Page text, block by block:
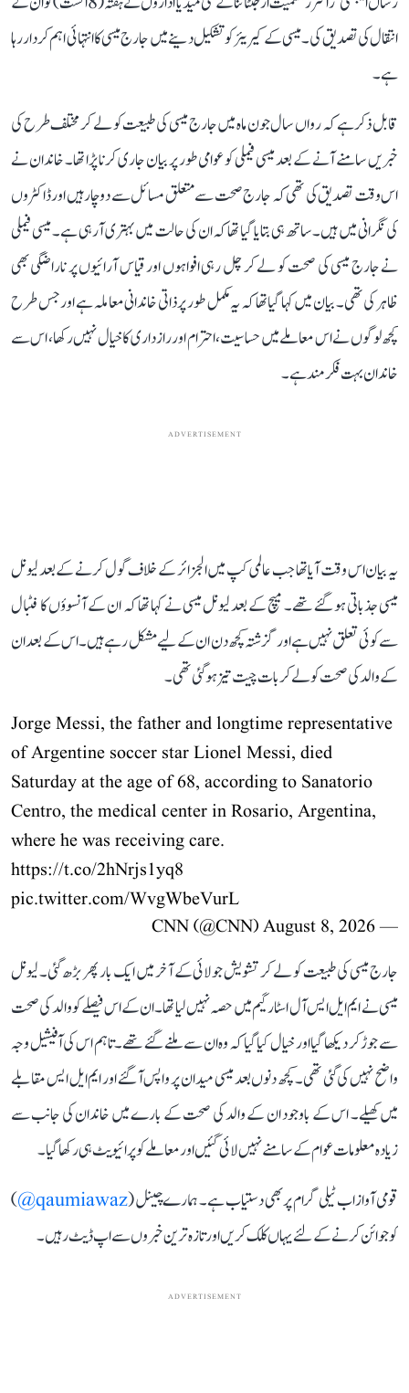
انتقال کی تصدیق کی۔ میسی کے کیریئر کو تشکیل دینے میں جارج میسی کا انتہائی اہم کردار رہا
ہے۔
قابل ذکر ہے کہ رواں سال جون ماہ میں جارج میسی کی طبیعت کو لے کر مختلف طرح کی
خبریں سامنے آنے کے بعد میسی فیملی کو عوامی طور پر بیان جاری کرنا پڑا تھا۔ خاندان نے
اس وقت تصدیق کی تھی کہ جارج صحت سے متعلق مسائل سے دوچار ہیں اور ڈاکٹروں
کی نگرانی میں ہیں۔ ساتھ ہی بتایا گیا تھا کہ ان کی حالت میں بہتری آ رہی ہے۔ میسی فیملی
نے جارج میسی کی صحت کو لے کر چل رہی افواہوں اور قیاس آرائیوں پر ناراضگی بھی
ظاہر کی تھی۔ بیان میں کہا گیا تھا کہ یہ مکمل طور پر ذاتی خاندانی معاملہ ہے اور جس طرح
کچھ لوگوں نے اس معاملے میں حساسیت، احترام اور رازداری کا خیال نہیں رکھا، اس سے
خاندان بہت فکرمند ہے۔
ADVERTISEMENT
یہ بیان اس وقت آیا تھا جب عالمی کپ میں الجزائر کے خلاف گول کرنے کے بعد لیونل
میسی جذباتی ہو گئے تھے۔ میچ کے بعد لیونل میسی نے کہا تھا کہ ان کے آنسوؤں کا فٹبال
سے کوئی تعلق نہیں ہے اور گزشتہ کچھ دن ان کے لیے مشکل رہے ہیں۔ اس کے بعد ان
کے والد کی صحت کو لے کر بات چیت تیز ہو گئی تھی۔
Jorge Messi, the father and longtime representative
of Argentine soccer star Lionel Messi, died
Saturday at the age of 68, according to Sanatorio
Centro, the medical center in Rosario, Argentina,
where he was receiving care.
https://t.co/2hNrjs1yq8
pic.twitter.com/WvgWbeVurL
— CNN (@CNN)
August 8, 2026
جارج میسی کی طبیعت کو لے کر تشویش جولائی کے آخر میں ایک بار پھر بڑھ گئی۔ لیونل
میسی نے ایم ایل ایس آل اسٹار گیم میں حصہ نہیں لیا تھا۔ ان کے اس فیصلے کو والد کی صحت
سے جوڑ کر دیکھا گیا اور خیال کیا گیا کہ وہ ان سے ملنے گئے تھے۔ تاہم اس کی آفیشیل وجہ
واضح نہیں کی گئی تھی۔ کچھ دنوں بعد میسی میدان پر واپس آ گئے اور ایم ایل ایس مقابلے
میں کھیلے۔ اس کے باوجود ان کے والد کی صحت کے بارے میں خاندان کی جانب سے
زیادہ معلومات عوام کے سامنے نہیں لائی گئیں اور معاملے کو پرائیویٹ ہی رکھا گیا۔
قومی آواز اب ٹیلی گرام پر بھی دستیاب ہے۔ ہمارے چینل (qaumiawaz@
)
کو جوائن کرنے کے لئے یہاں کلک کریں اور تازہ ترین خبروں سے اپ ڈیٹ رہیں۔
ADVERTISEMENT